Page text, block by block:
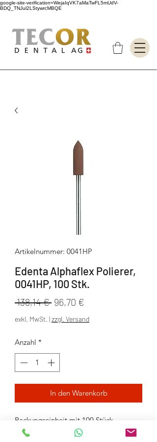
google-site-verification=WejaIqVK7aMaTwFL5mUdV-
BDQ_TNJul2LStywrcMBQE
Artikelnummer: 0041HP
Edenta Alphaflex Polierer,
0041HP, 100 Stk.
138,14 € Standardpreis
96,70 €
Preis
exkl. MwSt. |zzgl. Versand
Anzahl *
In den Warenkorb
Packungseinheit mit 100 Stück